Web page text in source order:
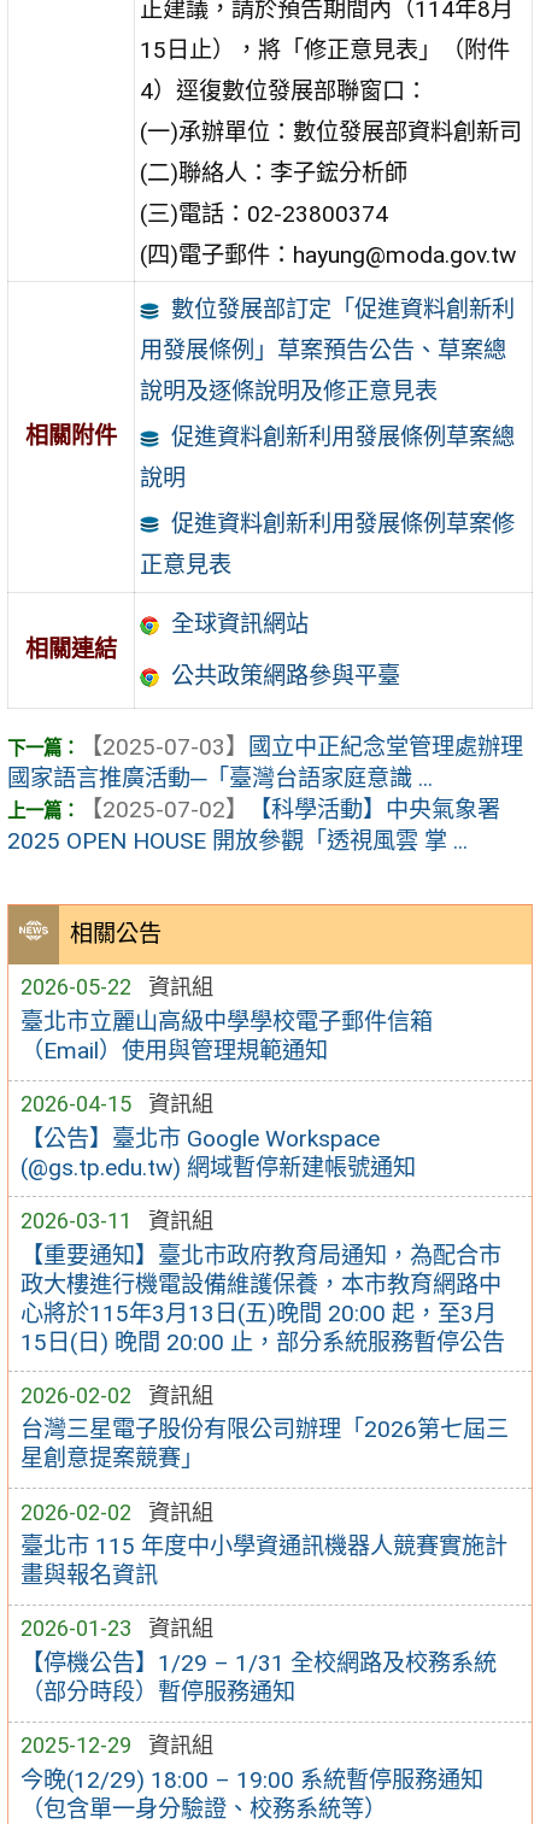
相關公告
2026-05-22 資訊組
臺北市立麗山高級中學學校電子郵件信箱
（Email）使用與管理規範通知
2026-04-15 資訊組
【公告】臺北市 Google Workspace
(@gs.tp.edu.tw) 網域暫停新建帳號通知
2026-03-11 資訊組
【重要通知】臺北市政府教育局通知，為配合市
政大樓進行機電設備維護保養，本市教育網路中
心將於115年3月13日(五)晚間 20:00 起，至3月
15日(日) 晚間 20:00 止，部分系統服務暫停公告
2026-02-02 資訊組
台灣三星電子股份有限公司辦理「2026第七屆三
星創意提案競賽」
2026-02-02 資訊組
臺北市 115 年度中小學資通訊機器人競賽實施計
畫與報名資訊
2026-01-23 資訊組
【停機公告】1/29 – 1/31 全校網路及校務系統
（部分時段）暫停服務通知
2025-12-29 資訊組
今晚(12/29) 18:00 – 19:00 系統暫停服務通知
（包含單一身分驗證、校務系統等）
正建議，請於預告期間內（114年8月
15日止），將「修正意見表」（附件
4）逕復數位發展部聯窗口：
(一)承辦單位：數位發展部資料創新司
(二)聯絡人：李子鋐分析師
(三)電話：02-23800374
(四)電子郵件：hayung@moda.gov.tw
相關附件
數位發展部訂定「促進資料創新利
用發展條例」草案預告公告、草案總
說明及逐條說明及修正意見表
促進資料創新利用發展條例草案總
說明
促進資料創新利用發展條例草案修
正意見表
相關連結
全球資訊網站
公共政策網路參與平臺
【2025-07-03】
國立中正紀念堂管理處辦理
國家語言推廣活動─「臺灣台語家庭意識 ...
【2025-07-02】
【科學活動】中央氣象署
2025 OPEN HOUSE 開放參觀「透視風雲 掌 ...